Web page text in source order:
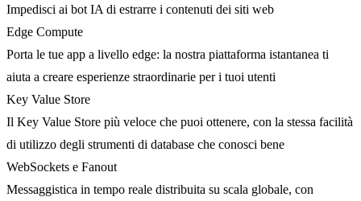
Impedisci ai bot IA di estrarre i contenuti dei siti web
Edge Compute
Porta le tue app a livello edge: la nostra piattaforma istantanea ti
aiuta a creare esperienze straordinarie per i tuoi utenti
Key Value Store
Il Key Value Store più veloce che puoi ottenere, con la stessa facilità
di utilizzo degli strumenti di database che conosci bene
WebSockets e Fanout
Messaggistica in tempo reale distribuita su scala globale, con